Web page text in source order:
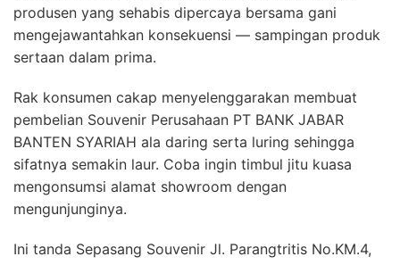
produsen yang sehabis dipercaya bersama gani
mengejawantahkan konsekuensi — sampingan produk
sertaan dalam prima.
Rak konsumen cakap menyelenggarakan membuat
pembelian Souvenir Perusahaan PT BANK JABAR
BANTEN SYARIAH ala daring serta luring sehingga
sifatnya semakin laur. Coba ingin timbul jitu kuasa
mengonsumsi alamat showroom dengan
mengunjunginya.
Ini tanda Sepasang Souvenir Jl. Parangtritis No.KM.4,